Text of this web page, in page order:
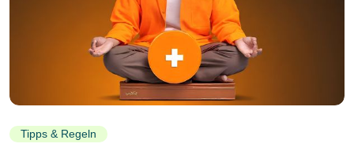
Tipps & Regeln